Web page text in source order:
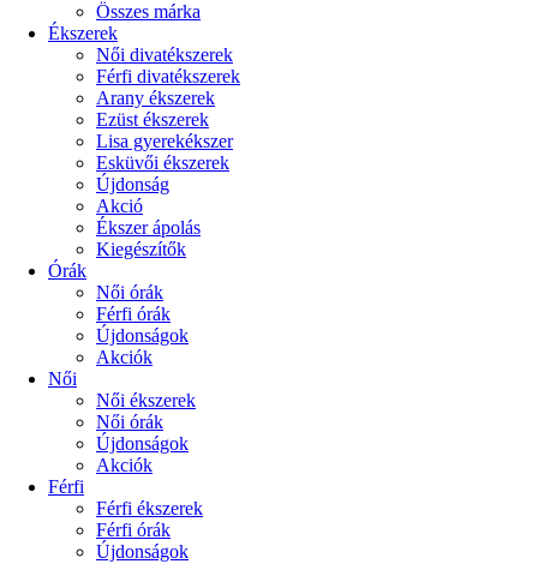
Összes márka
Ékszerek
Női divatékszerek
Férfi divatékszerek
Arany ékszerek
Ezüst ékszerek
Lisa gyerekékszer
Esküvői ékszerek
Újdonság
Akció
Ékszer ápolás
Kiegészítők
Órák
Női órák
Férfi órák
Újdonságok
Akciók
Női
Női ékszerek
Női órák
Újdonságok
Akciók
Férfi
Férfi ékszerek
Férfi órák
Újdonságok